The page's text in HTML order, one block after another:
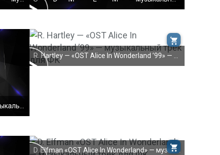
M*** "S********i*** B**** H***"— музыкальный трек
D. Elfman «OST Alice In Wonderland» — музыкальный